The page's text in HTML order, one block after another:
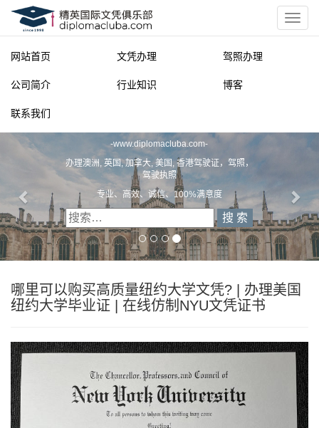
网站首页 文凭办理 驾照办理
公司简介 行业知识 博客
联系我们
-www.diplomacluba.com-
办理澳洲, 英国, 加拿大, 美国, 香港驾驶证，驾照，
驾驶执照
专业、高效、诚信、100%满意度
哪里可以购买高质量纽约大学文凭? | 办理美国
纽约大学毕业证 | 在线仿制NYU文凭证书